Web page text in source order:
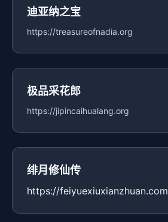
迪亚纳之宝
https://treasureofnadia.org
极品采花郎
https://jipincaihualang.org
绯月修仙传
https://feiyuexiuxianzhuan.com